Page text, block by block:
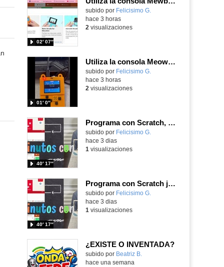
Contenido educativo.
subido por Felicisimo G.
02′ 07″
hace 3 horas
2 visualizaciones
Utiliza la consola Meowbit de KIttenbot para jugar con tus programas MakeCode Arcade
Contenido educativo.
subido por Felicisimo G.
01′ 0″
hace 3 horas
2 visualizaciones
Programa con Scratch, 8 diferentes juegos para vivir la emoción de los partidos de España en el mundial 2026
Contenido educativo.
subido por Felicisimo G.
40′ 17″
hace 3 dias
1 visualizaciones
Programa con Scratch juegos con los partidos del mundial 2026 ganados por España
Contenido educativo.
subido por Felicisimo G.
40′ 17″
hace 3 dias
1 visualizaciones
¿EXISTE O INVENTADA?
Contenido educativo.
subido por Beatriz B.
hace una semana